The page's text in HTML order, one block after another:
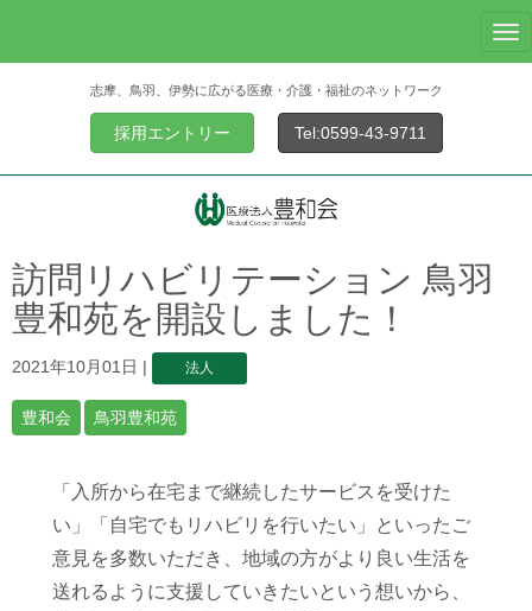
N
a
a
志摩、鳥羽、伊勢に広がる医療・介護・福祉のネットワーク
採用エントリー Tel:0599-43-9711
訪問リハビリテーション 鳥羽
豊和苑を開設しました！
2021年10月01日 法人
豊和会 鳥羽豊和苑
「入所から在宅まで継続したサービスを受けた
い」「自宅でもリハビリを行いたい」といったご
意見を多数いただき、地域の方がより良い生活を
送れるように支援していきたいという想いから、